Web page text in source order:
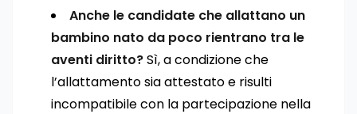
Anche le candidate che allattano un
bambino nato da poco rientrano tra le
aventi diritto?Sì, a condizione che
l’allattamento sia attestato e risulti
incompatibile con la partecipazione nella